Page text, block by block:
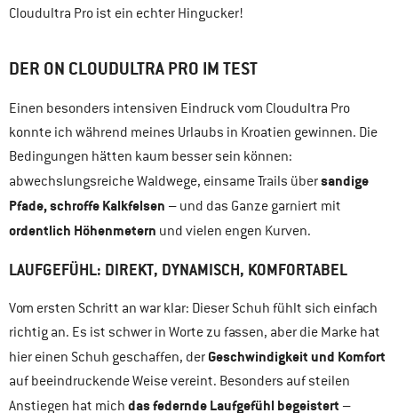
Cloudultra Pro ist ein echter Hingucker!
DER ON CLOUDULTRA PRO IM TEST
Einen besonders intensiven Eindruck vom Cloudultra Pro
konnte ich während meines Urlaubs in Kroatien gewinnen. Die
Bedingungen hätten kaum besser sein können:
abwechslungsreiche Waldwege, einsame Trails übersandige
Pfade, schroffe Kalkfelsen – und das Ganze garniert mit
ordentlich Höhenmetern und vielen engen Kurven.
LAUFGEFÜHL: DIREKT, DYNAMISCH, KOMFORTABEL
Vom ersten Schritt an war klar: Dieser Schuh fühlt sich einfach
richtig an. Es ist schwer in Worte zu fassen, aber die Marke hat
hier einen Schuh geschaffen, der Geschwindigkeit und Komfort
auf beeindruckende Weise vereint. Besonders auf steilen
Anstiegen hat mich das federnde Laufgefühl begeistert –